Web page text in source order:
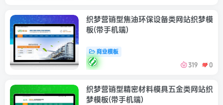
织梦营销型焦油环保设备类网站织梦模
板(带手机端)
商业模板
319 0
织梦营销型精密材料模具五金类网站织
梦模板(带手机端)